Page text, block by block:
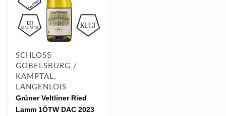
SCHLOSS
GOBELSBURG /
KAMPTAL,
LANGENLOIS
Grüner Veltliner Ried
Lamm 1ÖTW DAC 2023